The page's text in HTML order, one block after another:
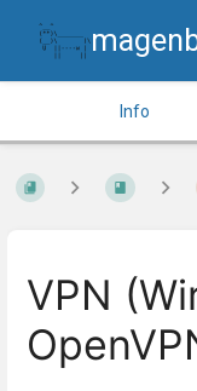
Info
VPN